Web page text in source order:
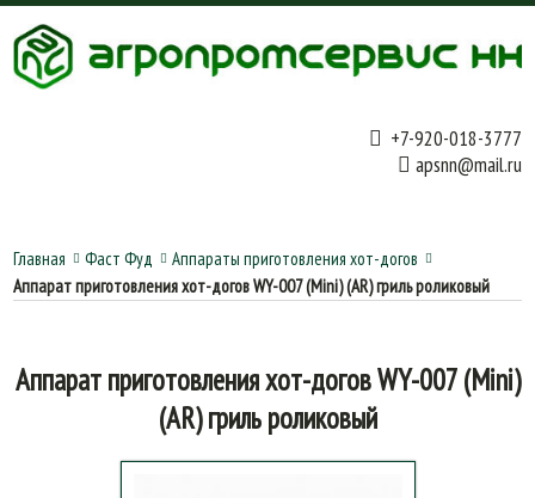
+7-920-018-3777
apsnn@mail.ru
Главная Фаст Фуд
Аппараты приготовления хот-догов
Аппарат приготовления хот-догов WY-007 (Mini) (AR) гриль роликовый
Аппарат приготовления хот-догов WY-007 (Mini)
(AR) гриль роликовый